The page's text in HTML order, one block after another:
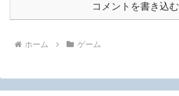
コメントを書き込む
ホーム ゲーム